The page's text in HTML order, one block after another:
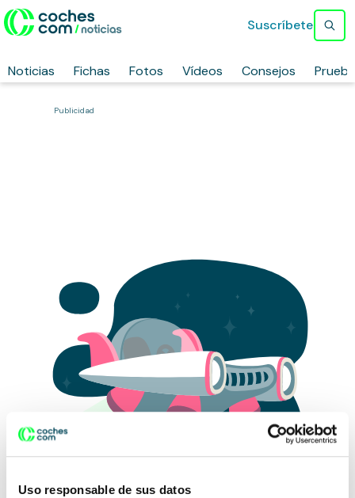
Uso responsable de sus datos
Noticias Fichas Fotos Vídeos Consejos
Suscríbete
Publicidad